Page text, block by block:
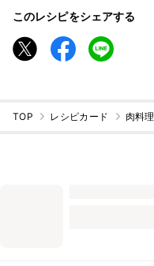
このレシピをシェアする
TOP レシピカード 肉料理